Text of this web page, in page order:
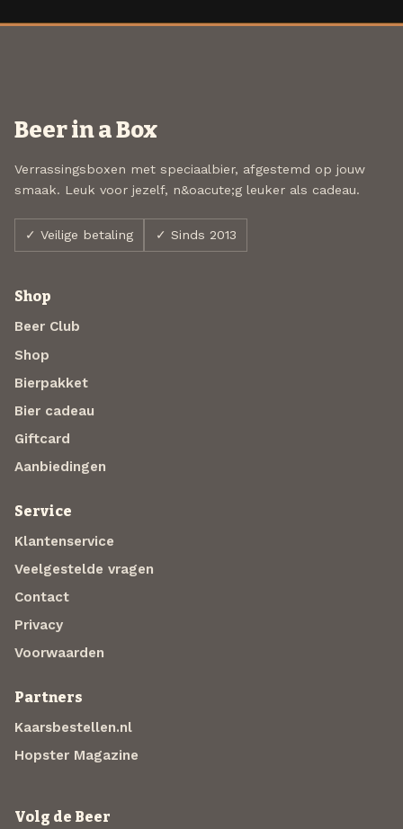
Beer in a Box
Verrassingsboxen met speciaalbier, afgestemd op jouw
smaak. Leuk voor jezelf, n&oacute;g leuker als cadeau.
✓ Veilige betaling ✓ Sinds 2013
Shop
Beer Club
Shop
Bierpakket
Bier cadeau
Giftcard
Aanbiedingen
Service
Klantenservice
Veelgestelde vragen
Contact
Privacy
Voorwaarden
Partners
Kaarsbestellen.nl
Hopster Magazine
Volg de Beer